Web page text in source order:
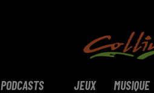
PODCASTS JEUX MUSIQUE